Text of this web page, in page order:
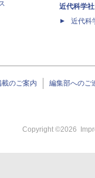
近代科学社
近代科
載のご案内 編集部へのご
Copyright ©2026